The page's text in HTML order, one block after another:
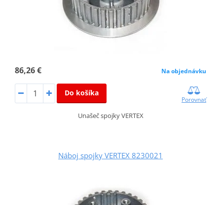
86,26 € Na objednávku
Do košíka
Porovnať
Unašeč spojky VERTEX
Náboj spojky VERTEX 8230021